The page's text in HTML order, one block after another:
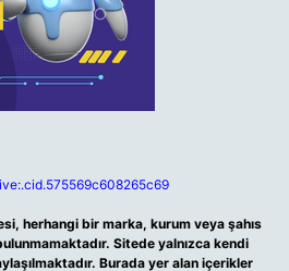
herhangi bir marka, kurum veya şahıs
Sitede yalnızca kendi
Burada yer alan içerikler